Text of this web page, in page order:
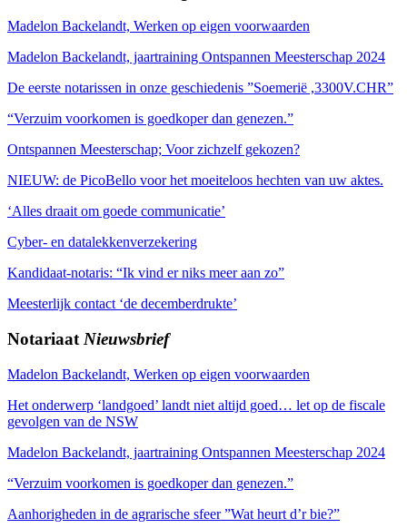
Madelon Backelandt, Werken op eigen voorwaarden
Madelon Backelandt, jaartraining Ontspannen Meesterschap 2024
De eerste notarissen in onze geschiedenis ”Soemerië ,3300V.CHR”
“Verzuim voorkomen is goedkoper dan genezen.”
Ontspannen Meesterschap; Voor zichzelf gekozen?
NIEUW: de PicoBello voor het moeiteloos hechten van uw aktes.
‘Alles draait om goede communicatie’
Cyber- en datalekkenverzekering
Kandidaat-notaris: “Ik vind er niks meer aan zo”
Meesterlijk contact ‘de decemberdrukte’
Notariaat Nieuwsbrief
Madelon Backelandt, Werken op eigen voorwaarden
Het onderwerp ‘landgoed’ landt niet altijd goed… let op de fiscale
gevolgen van de NSW
Madelon Backelandt, jaartraining Ontspannen Meesterschap 2024
“Verzuim voorkomen is goedkoper dan genezen.”
Aanhorigheden in de agrarische sfeer ”Wat heurt d’r bie?”